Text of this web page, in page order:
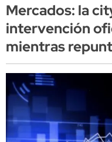
Mercados: la
intervención
mientras